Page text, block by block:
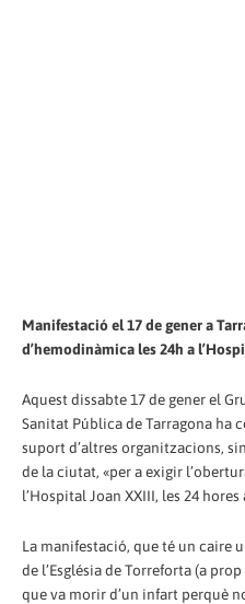
Manifestació el 17 de gener a
d’hemodinàmica les 24h a
Aquest dissabte 17 de gener el
Sanitat Pública de Tarragona ha
suport d’altres organitzacions,
de la ciutat, «per a exigir
l’Hospital Joan XXIII, les 24 hores
La manifestació, que té un caire
de l’Església de Torreforta (a
que va morir d’un infart perquè